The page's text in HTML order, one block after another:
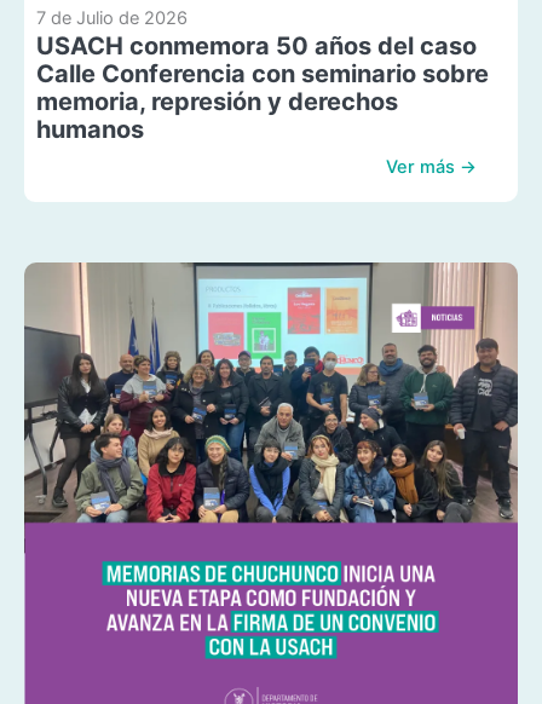
7 de Julio de 2026
USACH conmemora 50 años del caso
Calle Conferencia con seminario sobre
memoria, represión y derechos
humanos
Ver más →